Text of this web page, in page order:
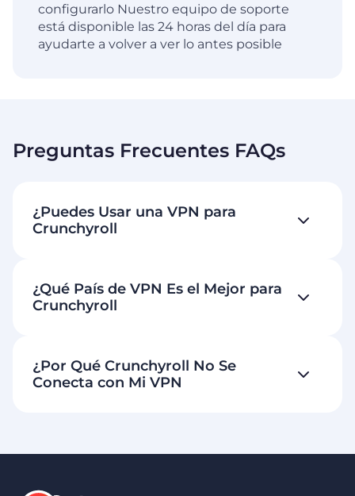
configurarlo Nuestro equipo de soporte
está disponible las 24 horas del día para
ayudarte a volver a ver lo antes posible
Preguntas Frecuentes FAQs
¿Puedes Usar una VPN para
Crunchyroll
¿Qué País de VPN Es el Mejor para
Crunchyroll
¿Por Qué Crunchyroll No Se
Conecta con Mi VPN